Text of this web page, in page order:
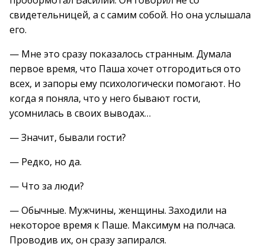
свидетельницей, а с самим собой. Но она услышала
его.
— Мне это сразу показалось странным. Думала
первое время, что Паша хочет отгородиться ото
всех, и запоры ему психологически помогают. Но
когда я поняла, что у него бывают гости,
усомнилась в своих выводах…
— Значит, бывали гости?
— Редко, но да.
— Что за люди?
— Обычные. Мужчины, женщины. Заходили на
некоторое время к Паше. Максимум на полчаса.
Проводив их, он сразу запирался.